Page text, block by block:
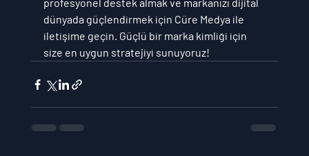
dünyada güçlendirmek için Cüre Medya ile
iletişime geçin. Güçlü bir marka kimliği için
size en uygun stratejiyi sunuyoruz!